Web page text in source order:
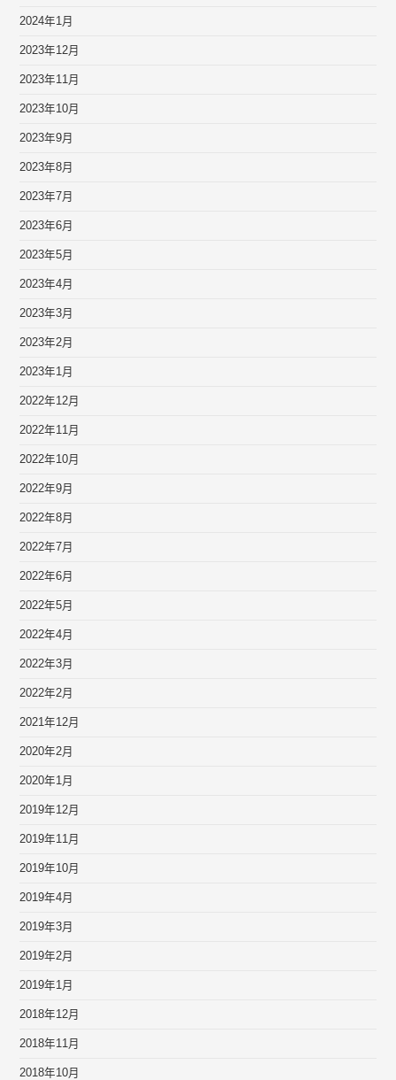
2024年1月
2023年12月
2023年11月
2023年10月
2023年9月
2023年8月
2023年7月
2023年6月
2023年5月
2023年4月
2023年3月
2023年2月
2023年1月
2022年12月
2022年11月
2022年10月
2022年9月
2022年8月
2022年7月
2022年6月
2022年5月
2022年4月
2022年3月
2022年2月
2021年12月
2020年2月
2020年1月
2019年12月
2019年11月
2019年10月
2019年4月
2019年3月
2019年2月
2019年1月
2018年12月
2018年11月
2018年10月